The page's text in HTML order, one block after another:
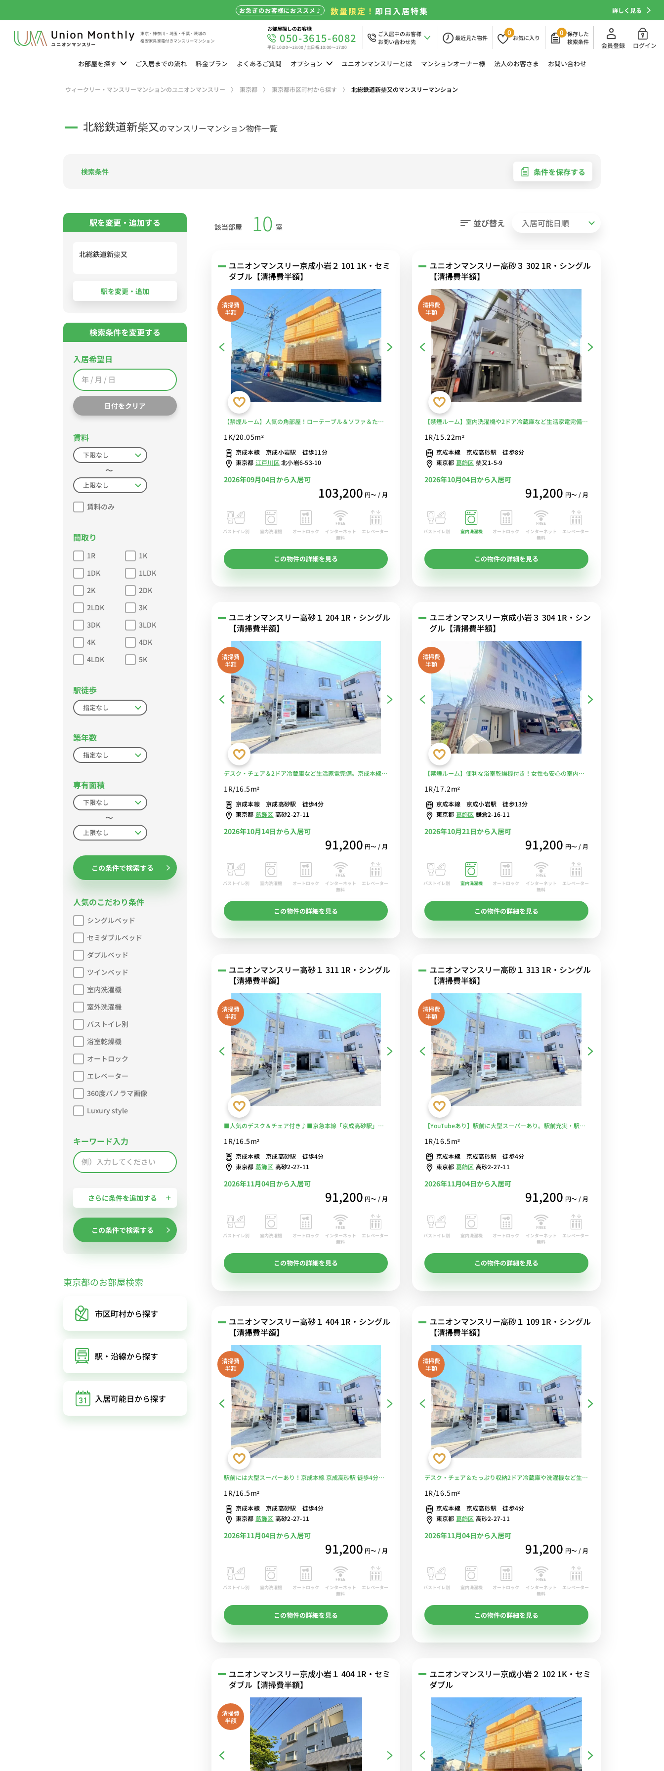
お急ぎのお客様におススメ♪ 数量限定！即日入居特集 詳しく見る
東京・神奈川・埼玉・千葉・茨城の
格安家具家電付きマンスリーマンション
お部屋探しのお客様
050-3615-6082
平日 10:00～18:00 / 土日祝 10:00～17:00
ご入居中のお客様
お問い合わせ先
最近見た物件
0
お気に入り
0 保存した
検索条件
会員登録 ログイン
お部屋を探す ご入居までの流れ 料金プラン よくあるご質問 オプション ユニオンマンスリーとは マンションオーナー様 法人のお客さま お問い合わせ
ウィークリー・マンスリーマンションのユニオンマンスリー 東京都 東京都市区町村から探す 北総鉄道新柴又のマンスリーマンション
北総鉄道新柴又のマンスリーマンション物件一覧
検索条件 条件を保存する
該当部屋 10 室 並び替え
ユニオンマンスリー京成小岩２ 101 1K・セミ
ダブル【清掃費半額】
清掃費
半額
【禁煙ルーム】人気の角部屋！ローテーブル＆ソファ＆たっ
Fi格安レンタル中！
1K/20.05m²
京成本線 京成小岩駅 徒歩11分
東京都 江戸川区 北小岩6-53-10
2026年09月04日から入居可
103,200 円〜 / 月
バストイレ別 室内洗濯機 オートロック
インターネット
無料
エレベーター
この物件の詳細を見る
ユニオンマンスリー高砂３ 302 1R・シングル
【清掃費半額】
清掃費
半額
【禁煙ルーム】室内洗濯機や2ドア冷蔵庫など生活家電完備！
ーまで徒歩約2分＆駅近くにはイトーヨーカドーやセルカがあ
り買い物に便利■選べるWi-Fi格安レンタル中！
1R/15.22m²
京成本線 京成高砂駅 徒歩8分
東京都 葛飾区 柴又1-5-9
2026年10月04日から入居可
91,200 円〜 / 月
バストイレ別 室内洗濯機 オートロック
インターネット
無料
エレベーター
この物件の詳細を見る
ユニオンマンスリー高砂１ 204 1R・シングル
【清掃費半額】
清掃費
半額
デスク・チェア＆2ドア冷蔵庫など生活家電完備。京成本線沿
乗換なしでアクセス可能■選べるWi-Fi格安レンタル中！
1R/16.5m²
京成本線 京成高砂駅 徒歩4分
東京都 葛飾区 高砂2-27-11
2026年10月14日から入居可
91,200 円〜 / 月
バストイレ別 室内洗濯機 オートロック
インターネット
無料
エレベーター
この物件の詳細を見る
ユニオンマンスリー京成小岩３ 304 1R・シン
グル【清掃費半額】
清掃費
半額
【禁煙ルーム】便利な浴室乾燥機付き！女性も安心の室内洗
電のあるお部屋■選べるWi-Fi格安レンタル中！
1R/17.2m²
京成本線 京成小岩駅 徒歩13分
東京都 葛飾区 鎌倉2-16-11
2026年10月21日から入居可
91,200 円〜 / 月
バストイレ別 室内洗濯機 オートロック
インターネット
無料
エレベーター
この物件の詳細を見る
ユニオンマンスリー高砂１ 311 1R・シングル
【清掃費半額】
清掃費
半額
■人気のデスク＆チェア付き♪■京急本線「京成高砂駅」徒
タル中！
1R/16.5m²
京成本線 京成高砂駅 徒歩4分
東京都 葛飾区 高砂2-27-11
2026年11月04日から入居可
91,200 円〜 / 月
バストイレ別 室内洗濯機 オートロック
インターネット
無料
エレベーター
この物件の詳細を見る
ユニオンマンスリー高砂１ 313 1R・シングル
【清掃費半額】
清掃費
半額
【YouTubeあり】駅前に大型スーパーあり。駅前充実・駅徒
でテレワークにもおすすめ■選べるWi-Fi格安レンタル中！
1R/16.5m²
京成本線 京成高砂駅 徒歩4分
東京都 葛飾区 高砂2-27-11
2026年11月04日から入居可
91,200 円〜 / 月
バストイレ別 室内洗濯機 オートロック
インターネット
無料
エレベーター
この物件の詳細を見る
ユニオンマンスリー高砂１ 404 1R・シングル
【清掃費半額】
清掃費
半額
駅前には大型スーパーあり！京成本線 京成高砂駅 徒歩4分。
べるWi-Fi格安レンタル中！
1R/16.5m²
京成本線 京成高砂駅 徒歩4分
東京都 葛飾区 高砂2-27-11
2026年11月04日から入居可
91,200 円〜 / 月
バストイレ別 室内洗濯機 オートロック
インターネット
無料
エレベーター
この物件の詳細を見る
ユニオンマンスリー高砂１ 109 1R・シングル
【清掃費半額】
清掃費
半額
デスク・チェア＆たっぷり収納2ドア冷蔵庫や洗濯機など生活
田駅や京成上野駅へ乗換なしでアクセス可能■選べるWi-Fi格
安レンタル中！
1R/16.5m²
京成本線 京成高砂駅 徒歩4分
東京都 葛飾区 高砂2-27-11
2026年11月04日から入居可
91,200 円〜 / 月
バストイレ別 室内洗濯機 オートロック
インターネット
無料
エレベーター
この物件の詳細を見る
ユニオンマンスリー京成小岩１ 404 1R・セミ
ダブル【清掃費半額】
清掃費
半額
ユニオンマンスリー京成小岩２ 102 1K・セミ
ダブル
駅を変更・追加する
北総鉄道新柴又
検索条件を変更する
入居希望日
日付をクリア
賃料
〜
賃料のみ
間取り
1R
1K
1DK
1LDK
2K
2DK
2LDK
3K
3DK
3LDK
4K
4DK
4LDK
5K
駅徒歩
築年数
専有面積
〜
この条件で検索する
人気のこだわり条件
シングルベッド
セミダブルベッド
ダブルベッド
ツインベッド
室内洗濯機
室外洗濯機
バストイレ別
浴室乾燥機
オートロック
エレベーター
360度パノラマ画像
Luxury style
キーワード入力
さらに条件を追加する
この条件で検索する
東京都のお部屋検索
市区町村から探す
駅・沿線から探す
入居可能日から探す